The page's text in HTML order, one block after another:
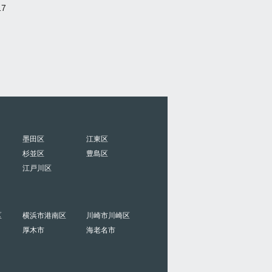
墨田区
江東区
杉並区
豊島区
江戸川区
横浜市港南区
川崎市川崎区
厚木市
海老名市